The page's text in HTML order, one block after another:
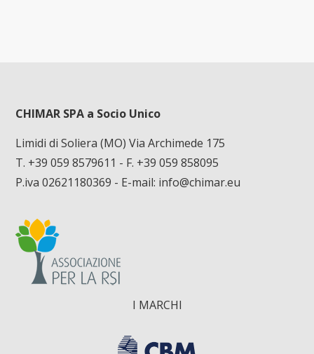
CHIMAR SPA a Socio Unico
Limidi di Soliera (MO) Via Archimede 175
T. +39 059 8579611 - F. +39 059 858095
P.iva 02621180369 - E-mail: info@chimar.eu
I MARCHI